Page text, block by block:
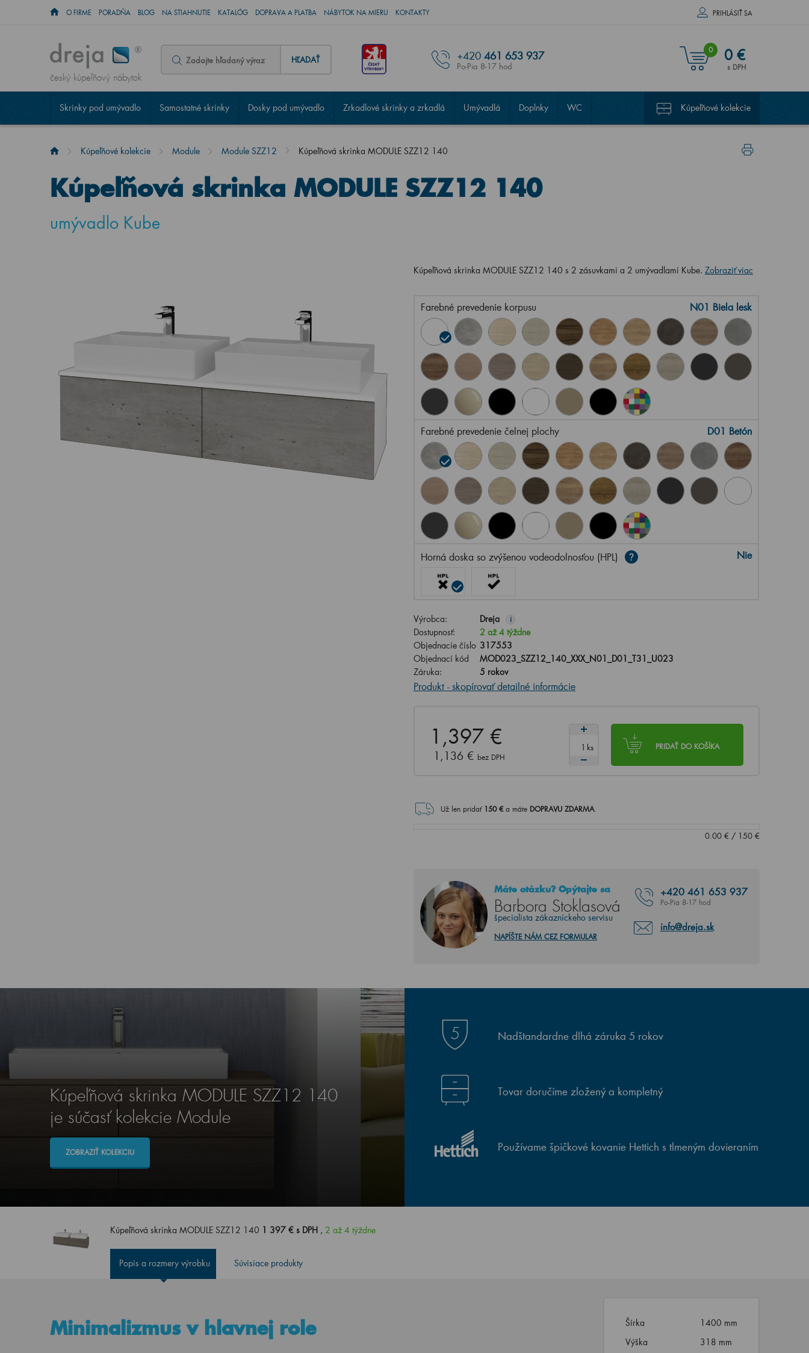
O FIRME PORADŇA BLOG NA STIAHNUTIE KATALÓG DOPRAVA A PLATBA NÁBYTOK NA MIERU KONTAKTY PRIHLÁSIŤ SA
český kúpeľňový nábytok
HĽADAŤ +420 461 653 937
Po-Pia 8-17 hod
0 0 €
s DPH
Skrinky pod umývadlo Samostatné skrinky Dosky pod umývadlo Zrkadlové skrinky a zrkadlá Umývadlá Doplnky WC Kúpeľňové kolekcie
Kúpeľňové kolekcie Module Module SZZ12 Kúpeľňová skrinka MODULE SZZ12 140
Kúpeľňová skrinka MODULE SZZ12 140
umývadlo Kube
Kúpeľňová skrinka MODULE SZZ12 140 s 2 zásuvkami a 2 umývadlami Kube. Zobraziť viac
Farebné prevedenie korpusu N01 Biela lesk
Farebné prevedenie čelnej plochy D01 Betón
Horná doska so zvýšenou vodeodolnosťou (HPL) Nie
Výrobca: Dreja i
Dostupnosť:
2 až 4 týždne
Objednacie číslo 317553
Objednací kód
MOD023_SZZ12_140_XXX_N01_D01_T31_U023
Záruka:
5 rokov
Produkt - skopírovať detailné informácie
1,397 €
1,136 € bez DPH
PRIDAŤ DO KOŠÍKA
ks
Už len pridať 150€ a máte DOPRAVU ZDARMA.
0.00€/ 150€
Máte otázku? Opýtajte sa
Barbora Stoklasová
špecialista zákazníckeho servisu
+420 461 653 937
Po-Pia 8-17 hod
info@dreja.sk
NAPÍŠTE NÁM CEZ FORMULAR
Kúpeľňová skrinka MODULE SZZ12 140
je súčasť kolekcie Module
ZOBRAZIŤ KOLEKCIU
Nadštandardne dlhá záruka 5 rokov
Tovar doručíme zložený a kompletný
Používame špičkové kovanie Hettich s tlmeným dovieraním
Kúpeľňová skrinka MODULE SZZ12 140 1 397 € s DPH , 2 až 4 týždne
Popis a rozmery výrobku Súvisiace produkty
Minimalizmus v hlavnej role Šírka
1400 mm
Výška
318 mm